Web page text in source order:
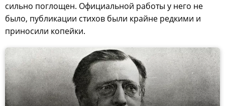
сильно поглощен. Официальной работы у него не
было, публикации стихов были крайне редкими и
приносили копейки.